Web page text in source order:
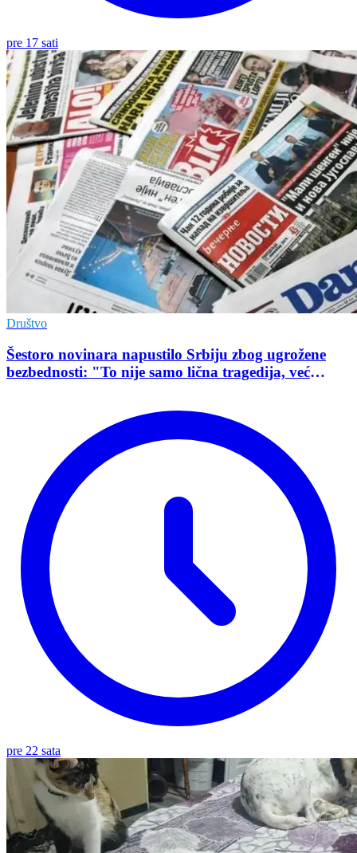
pre 17 sati
Društvo
Šestoro novinara napustilo Srbiju zbog ugrožene
bezbednosti: "To nije samo lična tragedija, već
pre 22 sata